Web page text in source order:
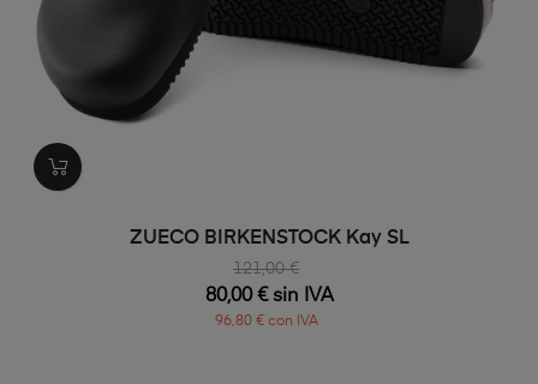
ZUECO BIRKENSTOCK Kay SL
121,00 €
80,00 € sin IVA
96,80 € con IVA